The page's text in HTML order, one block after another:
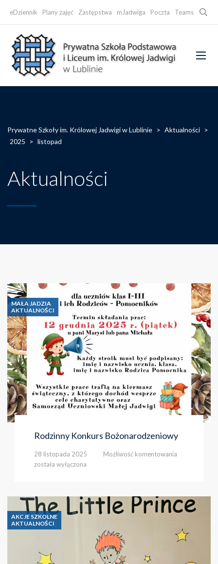
eDziennik Plany zajęć Zastępstwa mJadwiga Poczta Teams
Prywatne Szkoły im. Królowej Jadwigi w Lublinie > Aktualności >
2025
> listopad
Aktualności
MAŁA JADZIA
AKTUALNOŚCI
Rodzinny Konkurs Bożonarodzeniowy
28 listopada 2025 Możliwość komentowania
została wyłączona
AKCJE SZKOLNE
AKTUALNOŚCI